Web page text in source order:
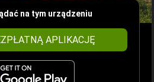
na tym urządzeniu
APLIKACJĘ